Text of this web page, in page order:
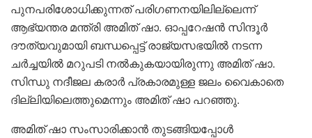
പുനപരിശോധിക്കുന്നത് പരിഗണനയിലില്ലെന്ന്
ആഭ്യന്തര മന്ത്രി അമിത് ഷാ. ഓപ്പറേഷൻ സിന്ദൂർ
ദൗത്യവുമായി ബന്ധപ്പെട്ട് രാജ്യസഭയിൽ നടന്ന
ചർച്ചയിൽ മറുപടി നൽകുകയായിരുന്നു അമിത് ഷാ.
സിന്ധു നദീജല കരാർ പ്രകാരമുള്ള ജലം വൈകാതെ
ദില്ലിയിലെത്തുമെന്നും അമിത് ഷാ പറഞ്ഞു.
അമിത് ഷാ സംസാരിക്കാൻ തുടങ്ങിയപ്പോൾ